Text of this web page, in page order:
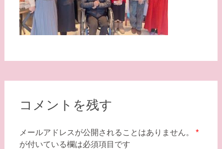
コメントを残す
メールアドレスが公開されることはありません。
*
が付いている欄は必須項目です